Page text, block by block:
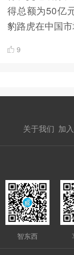
得总额为50亿
豹路虎在中国市
9
关于我们 加
接
智东西